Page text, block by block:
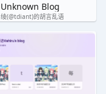
Unknown Blog
绫(@tdiant)的胡言乱语